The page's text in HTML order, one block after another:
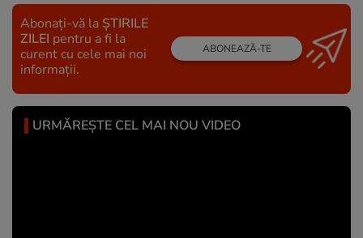
Abonați-vă la ȘTIRILE
ZILEI pentru a fi la
curent cu cele mai noi
informații.
ABONEAZĂ-TE
URMĂREȘTE CEL MAI NOU VIDEO